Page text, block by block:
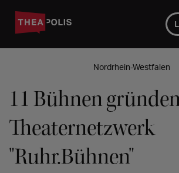
Nordrhein-Westfalen
11 Bühnen
Theaternetzwerk
"Ruhr.Bühnen"